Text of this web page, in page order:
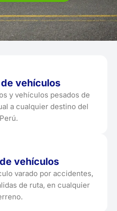
vehículos
y vehículos pesados de
a cualquier destino del
Perú.
vehículos
varado por accidentes,
de ruta, en cualquier